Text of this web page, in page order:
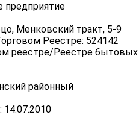
предприятие
Менковский тракт, 5-9
Реестре: 524142
реестре/Реестре бытовых
районный
14.07.2010